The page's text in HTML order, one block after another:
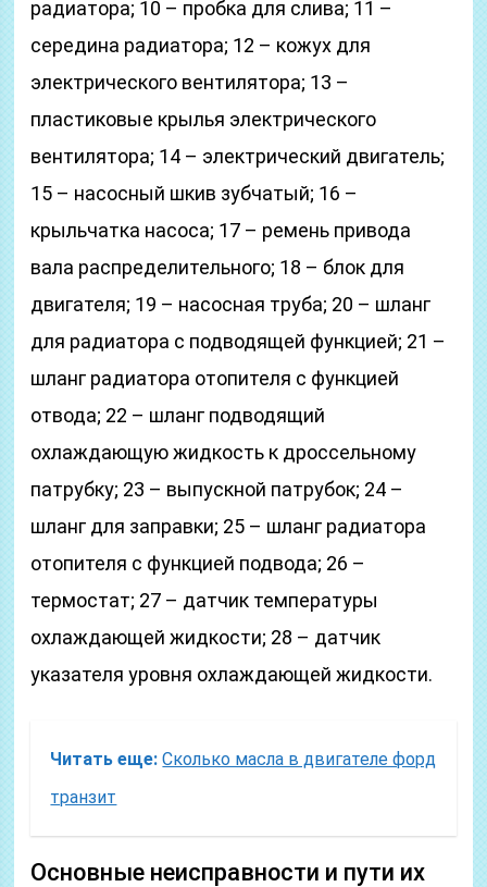
радиатора; 10 – пробка для слива; 11 –
середина радиатора; 12 – кожух для
электрического вентилятора; 13 –
пластиковые крылья электрического
вентилятора; 14 – электрический двигатель;
15 – насосный шкив зубчатый; 16 –
крыльчатка насоса; 17 – ремень привода
вала распределительного; 18 – блок для
двигателя; 19 – насосная труба; 20 – шланг
для радиатора с подводящей функцией; 21 –
шланг радиатора отопителя с функцией
отвода; 22 – шланг подводящий
охлаждающую жидкость к дроссельному
патрубку; 23 – выпускной патрубок; 24 –
шланг для заправки; 25 – шланг радиатора
отопителя с функцией подвода; 26 –
термостат; 27 – датчик температуры
охлаждающей жидкости; 28 – датчик
указателя уровня охлаждающей жидкости.
Читать еще: Сколько масла в двигателе форд
транзит
Основные неисправности и пути их